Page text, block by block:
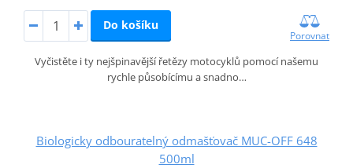
Do košíku
Porovnat
Vyčistěte i ty nejšpinavější řetězy motocyklů pomocí našemu
rychle působícímu a snadno…
Biologicky odbouratelný odmašťovač MUC-OFF 648
500ml